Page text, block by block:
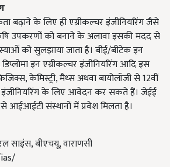
बढ़ाने के लिए ही एग्रीकल्चर इंजीनियरिंग जैसे
उपकरणों को बनाने के अलावा इसकी मदद से
को सुलझाया जाता है। बीई/बीटेक इन
इन एग्रीकल्चर इंजीनियरिंग आदि इस
केमिस्ट्री, मैथ्स अथवा बायोलॉजी से 12वीं
इंजीनियरिंग के लिए आवेदन कर सकते हैं। जेईई
आईआईटी संस्थानों में प्रवेश मिलता है।
साइंस, बीएचयू, वाराणसी